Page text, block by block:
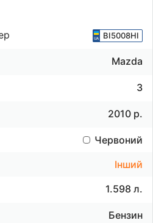
BI5008HI
Mazda
3
2010 р.
Червоний
Інший
1.598 л.
Бензин